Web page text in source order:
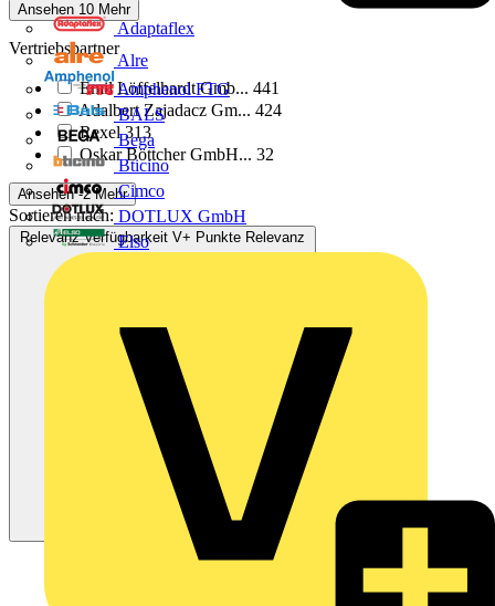
Adaptaflex
Alre
Amphenol FTG
BALS
Bega
Bticino
Cimco
DOTLUX GmbH
Elso
Ansehen 10 Mehr
Vertriebspartner
Emil Löffelhardt Gmb... 441
Adalbert Zajadacz Gm... 424
Rexel313
Oskar Böttcher GmbH... 32
Ansehen -2 Mehr
Sortieren nach:
Relevanz Verfügbarkeit V+ Punkte Relevanz